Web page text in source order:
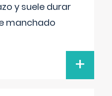
y suele durar
manchado
+